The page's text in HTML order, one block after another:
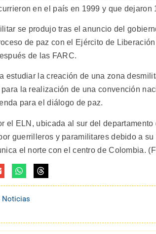
en el país en 1999 y que dejaron
se produjo tras el anuncio del
de paz con el Ejército de
de las FARC.
estudiar la creación de una zona
la realización de una convención
para el diálogo de paz.
el ELN, ubicada al sur del
guerrilleros y paramilitares debido a
el norte con el centro de Colombia.
Noticias